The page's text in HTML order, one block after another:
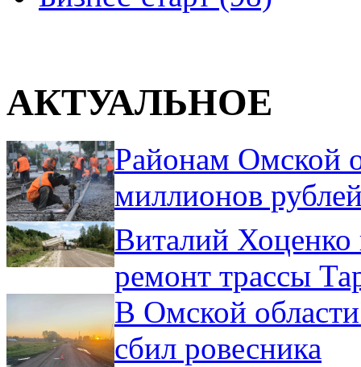
АКТУАЛЬНОЕ
Районам Омской
миллионов
Виталий Хоценко
ремонт трассы
В Омской
сбил ровесника